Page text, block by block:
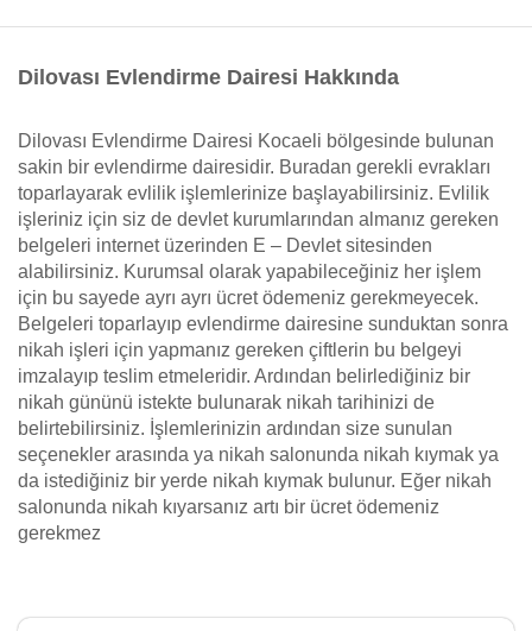
Dilovası Evlendirme Dairesi Hakkında
Dilovası Evlendirme Dairesi Kocaeli bölgesinde bulunan
sakin bir evlendirme dairesidir. Buradan gerekli evrakları
toparlayarak evlilik işlemlerinize başlayabilirsiniz. Evlilik
işleriniz için siz de devlet kurumlarından almanız gereken
belgeleri internet üzerinden E – Devlet sitesinden
alabilirsiniz. Kurumsal olarak yapabileceğiniz her işlem
için bu sayede ayrı ayrı ücret ödemeniz gerekmeyecek.
Belgeleri toparlayıp evlendirme dairesine sunduktan sonra
nikah işleri için yapmanız gereken çiftlerin bu belgeyi
imzalayıp teslim etmeleridir. Ardından belirlediğiniz bir
nikah gününü istekte bulunarak nikah tarihinizi de
belirtebilirsiniz. İşlemlerinizin ardından size sunulan
seçenekler arasında ya nikah salonunda nikah kıymak ya
da istediğiniz bir yerde nikah kıymak bulunur. Eğer nikah
salonunda nikah kıyarsanız artı bir ücret ödemeniz
gerekmez